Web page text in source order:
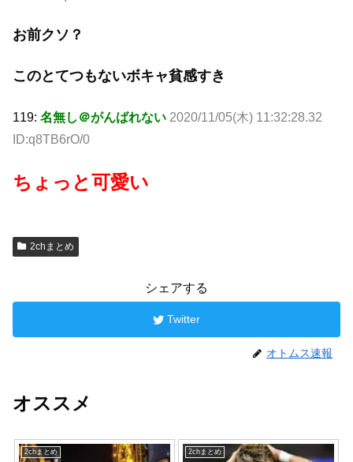
お前クソ？
このとてつもないボキャ貧感すき
119: 名無し＠がんばれない 2020/11/05(木) 11:32:28.32
ID:q8TB6rO/0
ちょっと可愛い
2chまとめ
シェアする
Twitter
オトムス速報
オススメ
2chまとめ 2chまとめ